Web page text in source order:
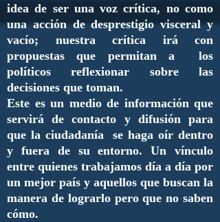
idea de ser una voz crítica, no como
una acción de desprestigio visceral y
vacío; nuestra crítica irá con
propuestas que permitan a los
políticos reflexionar sobre las
decisiones que toman.
Este es un medio de información que
servirá de contacto y difusión para
que la ciudadanía se haga oír dentro
y fuera de su entorno. Un vínculo
entre quienes trabajamos día a día por
un mejor país y aquellos que buscan la
manera de lograrlo pero que no saben
cómo.